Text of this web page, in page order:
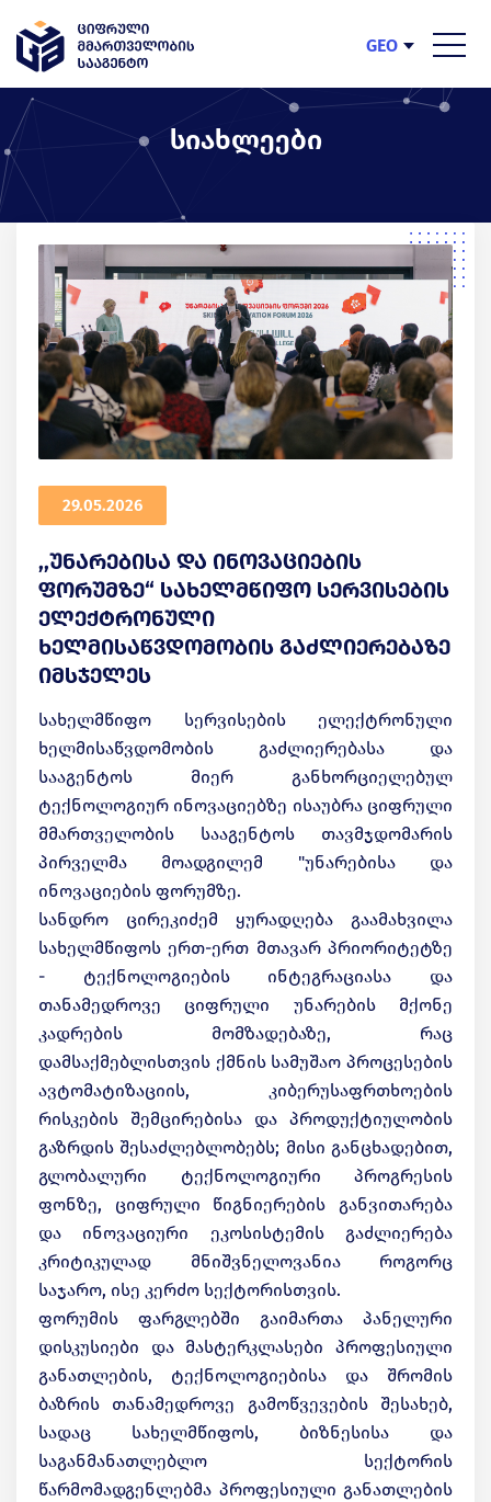
GEO
ENG
სიახლეები
29.05.2026
,,უნარებისა და ინოვაციების
ფორუმზე“ სახელმწიფო სერვისების
ელექტრონული
ხელმისაწვდომობის გაძლიერებაზე
იმსჯელეს
სახელმწიფო სერვისების ელექტრონული
ხელმისაწვდომობის გაძლიერებასა და
სააგენტოს მიერ განხორციელებულ
ტექნოლოგიურ ინოვაციებზე ისაუბრა ციფრული
მმართველობის სააგენტოს თავმჯდომარის
პირველმა მოადგილემ "უნარებისა და
ინოვაციების ფორუმზე.
სანდრო ცირეკიძემ ყურადღება გაამახვილა
სახელმწიფოს ერთ-ერთ მთავარ პრიორიტეტზე
- ტექნოლოგიების ინტეგრაციასა და
თანამედროვე ციფრული უნარების მქონე
კადრების მომზადებაზე, რაც
დამსაქმებლისთვის ქმნის სამუშაო პროცესების
ავტომატიზაციის, კიბერუსაფრთხოების
რისკების შემცირებისა და პროდუქტიულობის
გაზრდის შესაძლებლობებს; მისი განცხადებით,
გლობალური ტექნოლოგიური პროგრესის
ფონზე, ციფრული წიგნიერების განვითარება
და ინოვაციური ეკოსისტემის გაძლიერება
კრიტიკულად მნიშვნელოვანია როგორც
საჯარო, ისე კერძო სექტორისთვის.
ფორუმის ფარგლებში გაიმართა პანელური
დისკუსიები და მასტერკლასები პროფესიული
განათლების, ტექნოლოგიებისა და შრომის
ბაზრის თანამედროვე გამოწვევების შესახებ,
სადაც სახელმწიფოს, ბიზნესისა და
საგანმანათლებლო სექტორის
წარმომადგენლებმა პროფესიული განათლების